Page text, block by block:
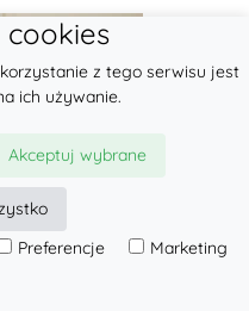
cookies
z tego serwisu jest
ich używanie.
Akceptuj wybrane
Preferencje Marketing